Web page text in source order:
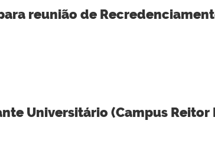
reunião de
Universitário (Campus Reitor